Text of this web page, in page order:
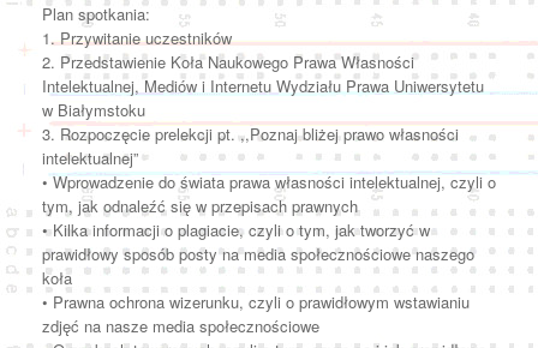
Plan spotkania:
1. Przywitanie uczestników
2. Przedstawienie Koła Naukowego Prawa Własności
Intelektualnej, Mediów i Internetu Wydziału Prawa Uniwersytetu
w Białymstoku
3. Rozpoczęcie prelekcji pt. ,,Poznaj bliżej prawo własności
intelektualnej”
• Wprowadzenie do świata prawa własności intelektualnej, czyli o
tym, jak odnaleźć się w przepisach prawnych
• Kilka informacji o plagiacie, czyli o tym, jak tworzyć w
prawidłowy sposób posty na media społecznościowe naszego
koła
• Prawna ochrona wizerunku, czyli o prawidłowym wstawianiu
zdjęć na nasze media społecznościowe